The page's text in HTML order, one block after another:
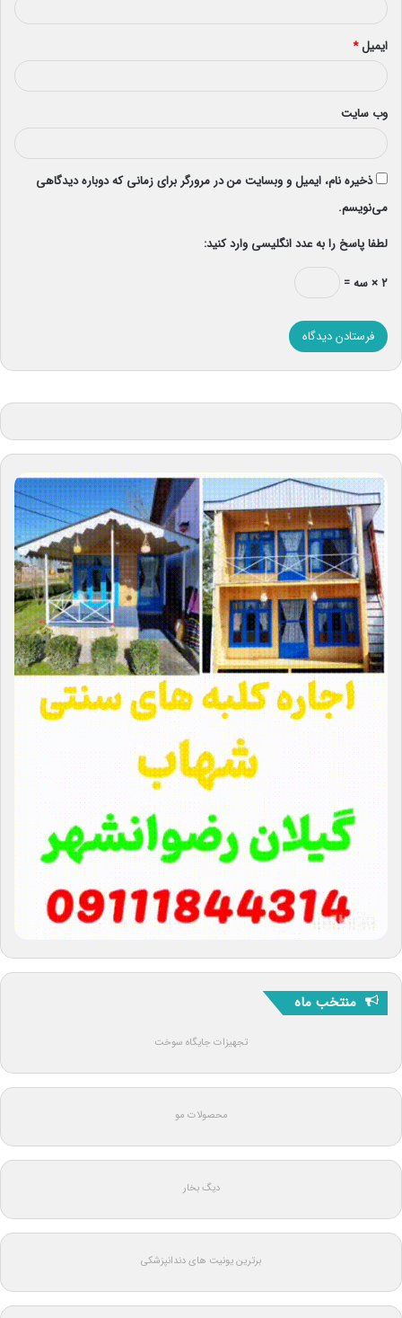
ایمیل*
وب‌ سایت
ذخیره نام، ایمیل و وبسایت من در مرورگر برای زمانی که دوباره دیدگاهی
می‌نویسم.
لطفا پاسخ را به عدد انگلیسی وارد کنید:
۲ × سه =
منتخب ماه
تجهیزات جایگاه سوخت
محصولات مو
دیگ بخار
برترین یونیت های دندانپزشکی